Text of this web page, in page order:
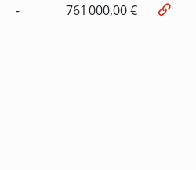
- 761 000,00 €